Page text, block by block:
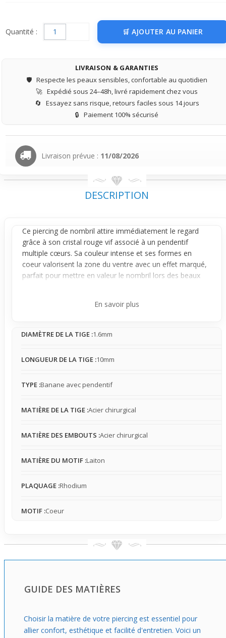
Quantité : AJOUTER AU PANIER
LIVRAISON & GARANTIES
🛡️ Respecte les peaux sensibles, confortable au quotidien
🚀 Expédié sous 24–48h, livré rapidement chez vous
🔄 Essayez sans risque, retours faciles sous 14 jours
🔒 Paiement 100% sécurisé
Livraison prévue : 11/08/2026
DESCRIPTION
Ce piercing de nombril attire immédiatement le regard
grâce à son cristal rouge vif associé à un pendentif
multiple cœurs. Sa couleur intense et ses formes en
coeur valorisent la zone du ventre avec un effet marqué,
parfait pour mettre en valeur le nombril lors des beaux
Fabriqué en acier chirurgical, ce bijou s'adapte
offrant une présence légère à modérée qui se fait
contact des vêtements, notamment les tissus fins, sans
Idéal pour l'été et les tenues qui dévoilent la taille, ce
esthétique vive et élégante. Il souligne la féminité tout en
s'intégrant naturellement aux looks plage ou
ventre et sublime la silhouette.
En savoir plus
DIAMÈTRE DE LA TIGE :1.6mm
LONGUEUR DE LA TIGE :10mm
TYPE :Banane avec pendentif
MATIÈRE DE LA TIGE :Acier chirurgical
MATIÈRE DES EMBOUTS :Acier chirurgical
MATIÈRE DU MOTIF :Laiton
PLAQUAGE :Rhodium
MOTIF :Coeur
GUIDE DES MATIÈRES
Choisir la matière de votre piercing est essentiel pour
allier confort, esthétique et facilité d'entretien. Voici un